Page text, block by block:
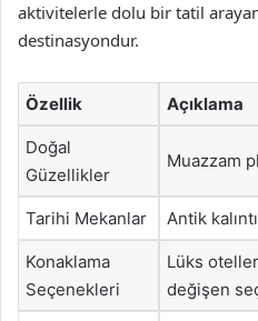
aktivitelerle dolu bir tatil
destinasyondur.
Özellik Açıklama
Doğal
Güzellikler
Muazzam
Tarihi Mekanlar Antik
Konaklama
Seçenekleri
Lüks
değişen